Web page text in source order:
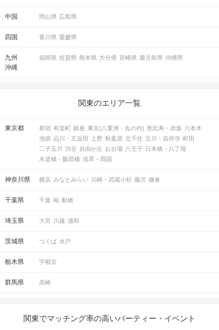
中国 岡山県 広島県
四国 香川県 愛媛県
九州
沖縄
福岡県 佐賀県 熊本県 大分県 宮崎県 鹿児島県 沖縄県
関東のエリア一覧
東京都 新宿 有楽町 銀座 東京(八重洲・丸の内) 恵比寿・赤坂 六本木
池袋 品川・五反田 上野 秋葉原 北千住 立川・吉祥寺 町田
二子玉川
渋谷 自由が丘 お台場 八王子 日本橋・八丁堀
水道橋・飯田橋 浅草・両国
神奈川県 横浜 みなとみらい 川崎・武蔵小杉 藤沢 鎌倉
千葉県 千葉 柏 船橋
埼玉県 大宮 川越 浦和
茨城県 つくば 水戸
栃木県 宇都宮
群馬県 高崎
関東でマッチング率の高いパーティー・イベント